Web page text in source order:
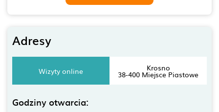
Adresy
Wizyty online Krosno
38-400 Miejsce Piastowe
Godziny otwarcia: